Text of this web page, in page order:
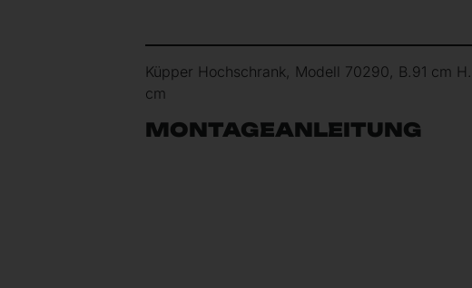
Küpper Hochschrank, Modell 70290, B.91 cm
cm
MONTAGEANLEITUNG